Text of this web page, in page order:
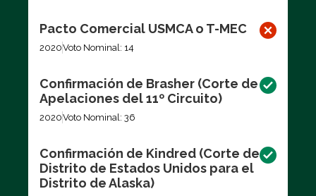
Pacto Comercial USMCA o T-MEC
2020Voto Nominal: 14
Confirmación de Brasher (Corte de
Apelaciones del 11º Circuito)
2020Voto Nominal: 36
Confirmación de Kindred (Corte de
Distrito de Estados Unidos para el
Distrito de Alaska)